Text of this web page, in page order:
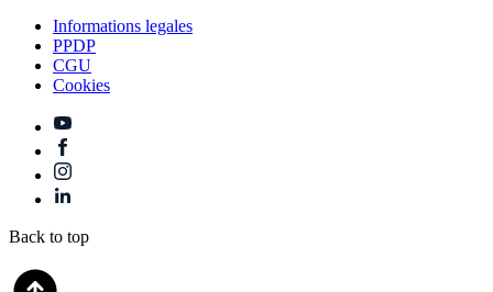
Informations legales
PPDP
CGU
Cookies
Back to top